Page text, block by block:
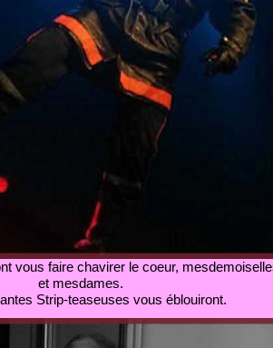
vous faire chavirer le coeur,
et mesdames.
Strip-teaseuses vous éblouiront.